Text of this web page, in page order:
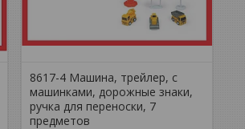
8617-4 Машина, трейлер, с
машинками, дорожные знаки,
ручка для переноски, 7
предметов